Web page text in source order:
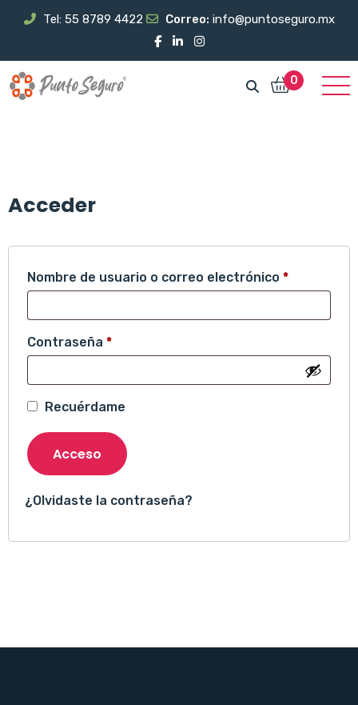
Tel: 55 8789 4422 Correo: info@puntoseguro.mx
0
Acceder
Nombre de usuario o correo electrónico *Obligatorio
Contraseña *Obligatorio
Recuérdame
Acceso
¿Olvidaste la contraseña?